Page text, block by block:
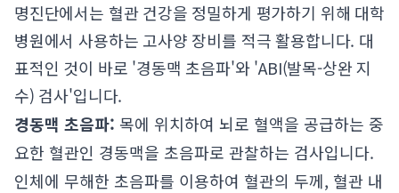
명진단에서는 혈관 건강을 정밀하게 평가하기 위해 대학
병원에서 사용하는 고사양 장비를 적극 활용합니다. 대
표적인 것이 바로 '경동맥 초음파'와 'ABI(발목-상완 지
수) 검사'입니다.
경동맥 초음파: 목에 위치하여 뇌로 혈액을 공급하는 중
요한 혈관인 경동맥을 초음파로 관찰하는 검사입니다.
인체에 무해한 초음파를 이용하여 혈관의 두께, 혈관 내